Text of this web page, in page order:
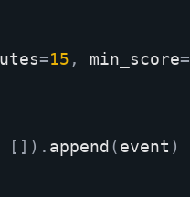
=15 , min_score=
[]) . append (event )